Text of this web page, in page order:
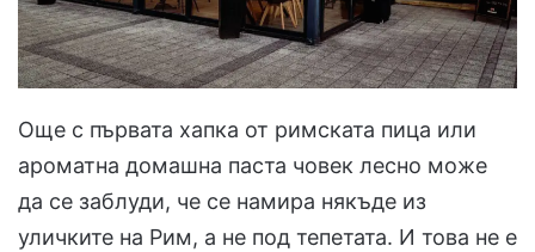
Още с първата хапка от римската пица или
ароматна домашна паста човек лесно може
да се заблуди, че се намира някъде из
уличките на Рим, а не под тепетата. И това не е